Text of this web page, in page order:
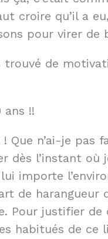
croire qu’il a
pour virer de
trouvé de
ans !!
Que n’ai-je pas
dès l’instant où
importe
de harangueur
Pour justifier
habitués de ce